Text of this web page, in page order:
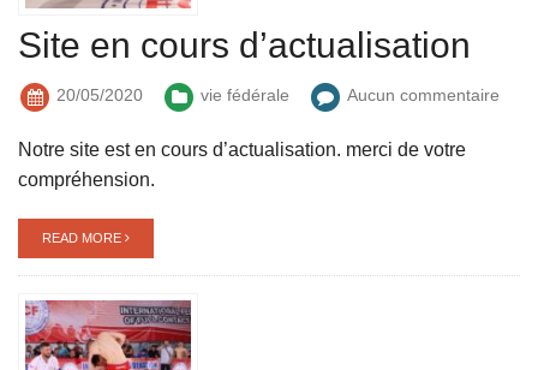
Site en cours d’actualisation
20/05/2020 vie fédérale Aucun commentaire
Notre site est en cours d’actualisation. merci de votre
compréhension.
READ MORE